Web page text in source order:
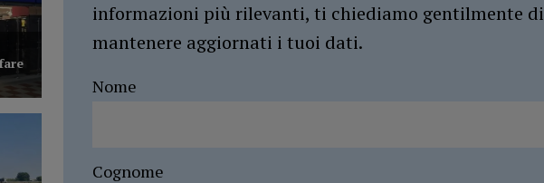
informazioni più rilevanti, ti chiediamo gentilmente di
mantenere aggiornati i tuoi dati.
Nome
Cognome